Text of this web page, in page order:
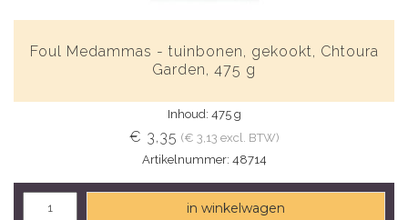
Foul Medammas - tuinbonen, gekookt, Chtoura
Garden, 475 g
Inhoud: 475 g
€ 3,35 (€ 3,13 excl. BTW)
Artikelnummer: 48714
in winkelwagen